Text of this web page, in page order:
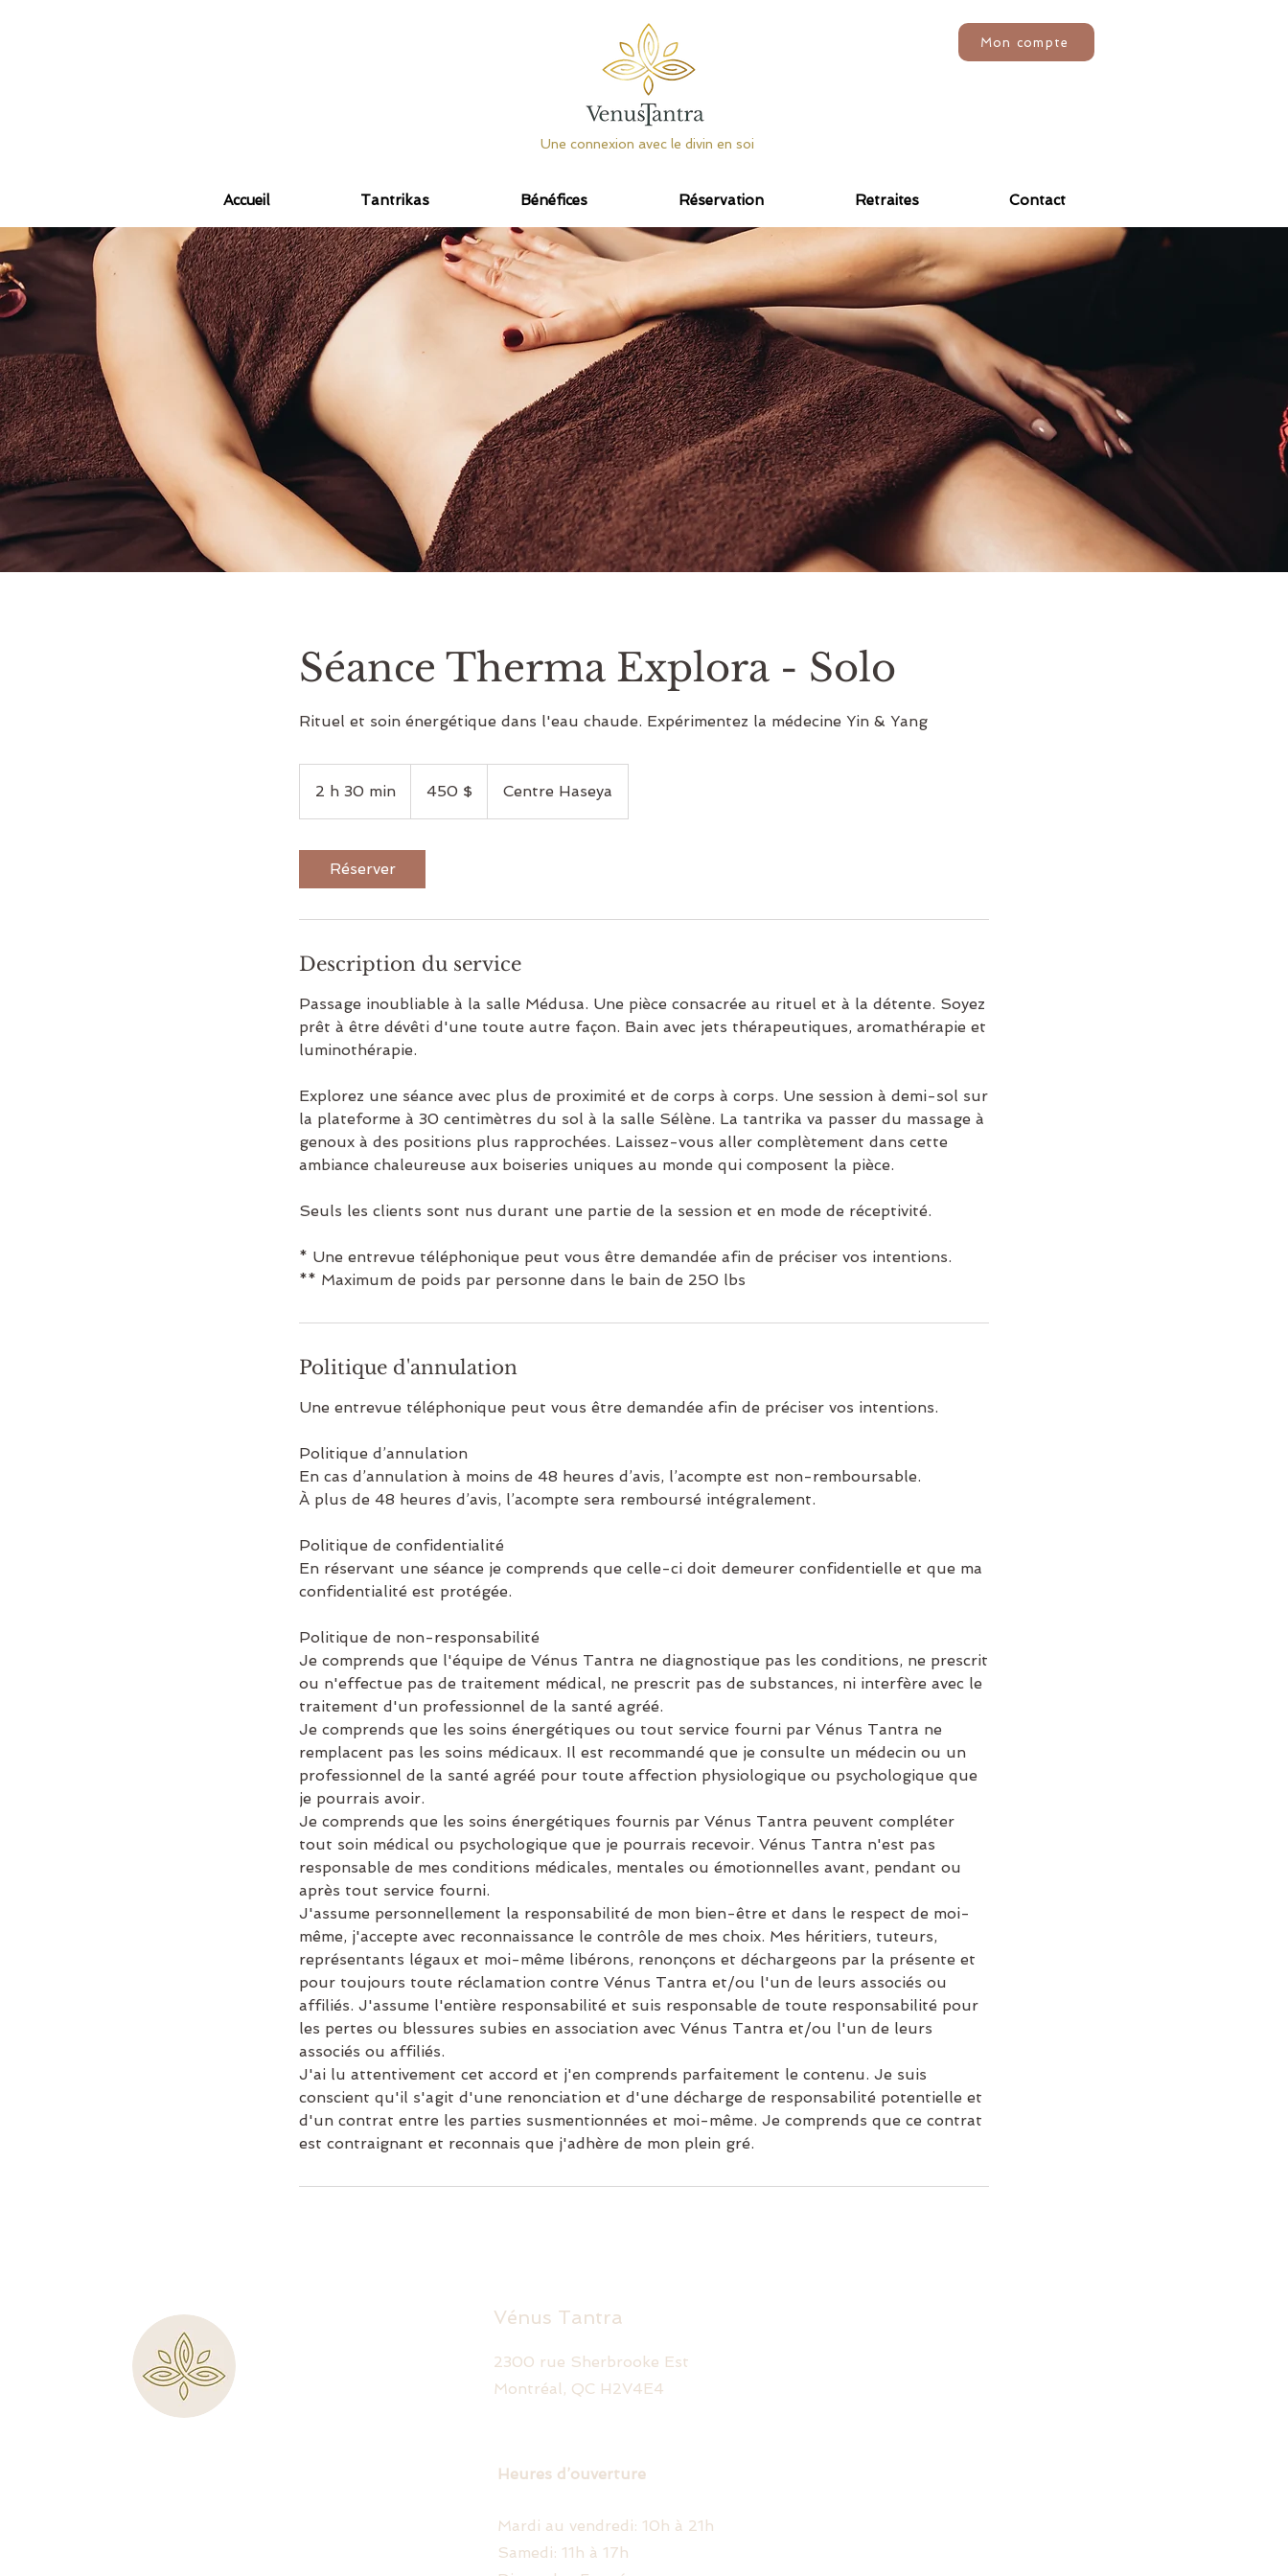
Mon compte
Une connexion avec le divin en soi
Accueil Tantrikas Bénéfices Réservation Retraites Contact
Séance Therma Explora - Solo
Rituel et soin énergétique dans l'eau chaude. Expérimentez la médecine Yin & Yang
2 h 30 min
h
450 $ Centre Haseya
Réserver
Description du service
Passage inoubliable à la salle Médusa. Une pièce consacrée au rituel et à la détente. Soyez
prêt à être dévêti d'une toute autre façon. Bain avec jets thérapeutiques, aromathérapie et
luminothérapie.
Explorez une séance avec plus de proximité et de corps à corps. Une session à demi-sol sur
la plateforme à 30 centimètres du sol à la salle Sélène. La tantrika va passer du massage à
genoux à des positions plus rapprochées. Laissez-vous aller complètement dans cette
ambiance chaleureuse aux boiseries uniques au monde qui composent la pièce.
Seuls les clients sont nus durant une partie de la session et en mode de réceptivité.
* Une entrevue téléphonique peut vous être demandée afin de préciser vos intentions.
** Maximum de poids par personne dans le bain de 250 lbs
Politique d'annulation
Une entrevue téléphonique peut vous être demandée afin de préciser vos intentions.
Politique d’annulation
En cas d’annulation à moins de 48 heures d’avis, l’acompte est non-remboursable.
À plus de 48 heures d’avis, l’acompte sera remboursé intégralement.
Politique de confidentialité
En réservant une séance je comprends que celle-ci doit demeurer confidentielle et que ma
confidentialité est protégée.
Politique de non-responsabilité
Je comprends que l'équipe de Vénus Tantra ne diagnostique pas les conditions, ne prescrit
ou n'effectue pas de traitement médical, ne prescrit pas de substances, ni interfère avec le
traitement d'un professionnel de la santé agréé.
Je comprends que les soins énergétiques ou tout service fourni par Vénus Tantra ne
remplacent pas les soins médicaux. Il est recommandé que je consulte un médecin ou un
professionnel de la santé agréé pour toute affection physiologique ou psychologique que
je pourrais avoir.
Je comprends que les soins énergétiques fournis par Vénus Tantra peuvent compléter
tout soin médical ou psychologique que je pourrais recevoir. Vénus Tantra n'est pas
responsable de mes conditions médicales, mentales ou émotionnelles avant, pendant ou
après tout service fourni.
J'assume personnellement la responsabilité de mon bien-être et dans le respect de moi-
même, j'accepte avec reconnaissance le contrôle de mes choix. Mes héritiers, tuteurs,
représentants légaux et moi-même libérons, renonçons et déchargeons par la présente et
pour toujours toute réclamation contre Vénus Tantra et/ou l'un de leurs associés ou
affiliés. J'assume l'entière responsabilité et suis responsable de toute responsabilité pour
les pertes ou blessures subies en association avec Vénus Tantra et/ou l'un de leurs
associés ou affiliés.
J'ai lu attentivement cet accord et j'en comprends parfaitement le contenu. Je suis
conscient qu'il s'agit d'une renonciation et d'une décharge de responsabilité potentielle et
d'un contrat entre les parties susmentionnées et moi-même. Je comprends que ce contrat
est contraignant et reconnais que j'adhère de mon plein gré.
Vénus Tantra
2300 rue Sherbrooke Est
Montréal, QC H2V4E4
Heures d’ouverture
Mardi au vendredi: 10h à 21h
Samedi: 11h à 17h